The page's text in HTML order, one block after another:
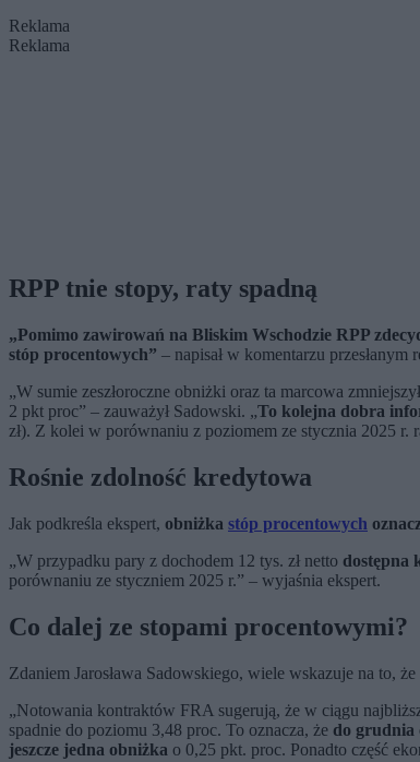
Reklama
Reklama
RPP tnie stopy, raty spadną
„Pomimo zawirowań na Bliskim Wschodzie RPP
stóp procentowych” – napisał w komentarzu
„W sumie zeszłoroczne obniżki oraz ta marcowa
2 pkt proc” – zauważył Sadowski. „To kolejna dobra
zł). Z kolei w porównaniu z poziomem ze stycznia 2025 r.
Rośnie zdolność kredytowa
Jak podkreśla ekspert, obniżka stóp procentowych
„W przypadku pary z dochodem 12 tys. zł netto dostępna
porównaniu ze styczniem 2025 r.” – wyjaśnia ekspert.
Co dalej ze stopami procentowymi?
Zdaniem Jarosława Sadowskiego, wiele wskazuje na to,
„Notowania kontraktów FRA sugerują, że w ciągu
spadnie do poziomu 3,48 proc. To oznacza, że do grudnia
jeszcze jedna obniżka o 0,25 pkt. proc. Ponadto część